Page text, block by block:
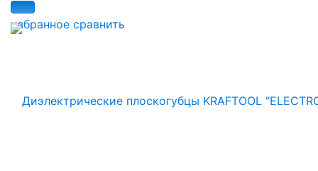
избранное сравнить